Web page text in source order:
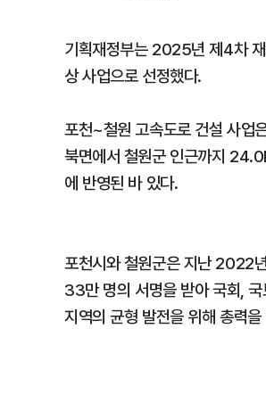
기획재정부는 2025년 제4차
상 사업으로 선정했다.
포천~철원 고속도로 건설 사업
북면에서 철원군 인근까지
에 반영된 바 있다.
포천시와 철원군은 지난 2022
33만 명의 서명을 받아 국회,
지역의 균형 발전을 위해 총력